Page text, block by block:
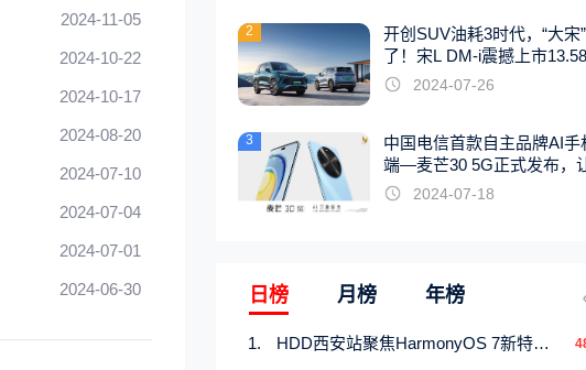
2024-11-05
2024-10-22
2024-10-17
2024-08-20
2024-07-10
2024-07-04
2024-07-01
2024-06-30
2
开创SUV油耗3时代，“大宋
了！宋L DM-i震撼上市
起
2024-07-26
3
中国电信首款自主品牌AI手
端—麦芒30 5G正式发布，
触手可及2024-07-18
日榜 月榜 年榜
HDD西安站聚焦HarmonyOS 7新特性，解锁从互联到智能的应用开发新范式